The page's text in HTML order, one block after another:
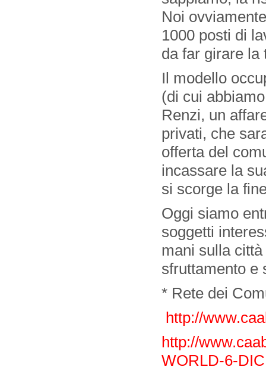
Noi
1000 posti di
da far girare la
Il modello
(di cui
Renzi, un
privati, che
offerta del
incassare la
si scorge la
Oggi siamo
soggetti
mani sulla
sfruttamento e
* Rete dei
http://
http://
WORLD-6-